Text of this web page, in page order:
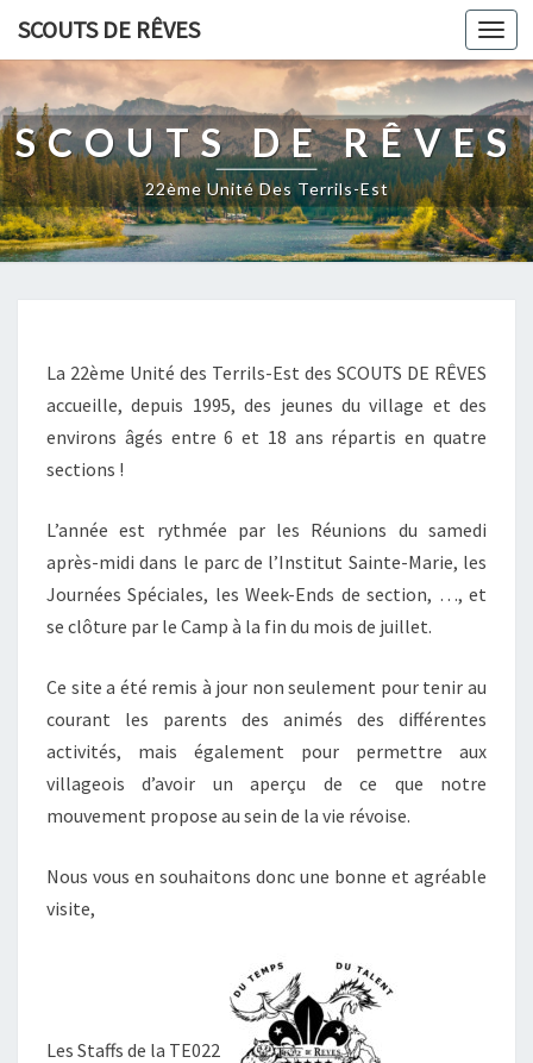
SCOUTS DE RÊVES
SCOUTS DE RÊVES
22ème Unité Des Terrils-Est
C
U
E
La 22ème Unité des Terrils-Est des SCOUTS DE RÊVES
accueille, depuis 1995, des jeunes du village et des
environs âgés entre 6 et 18 ans répartis en quatre
sections !
L’année est rythmée par les Réunions du samedi
après-midi dans le parc de l’Institut Sainte-Marie, les
Journées Spéciales, les Week-Ends de section, …, et
se clôture par le Camp à la fin du mois de juillet.
Ce site a été remis à jour non seulement pour tenir au
courant les parents des animés des différentes
activités, mais également pour permettre aux
villageois d’avoir un aperçu de ce que notre
mouvement propose au sein de la vie révoise.
Nous vous en souhaitons donc une bonne et agréable
visite,
Les Staffs de la TE022